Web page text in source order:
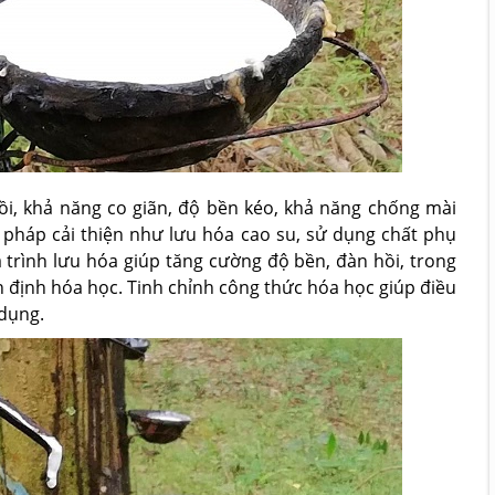
khả năng co giãn, độ bền kéo, khả năng chống mài
cải thiện như lưu hóa cao su, sử dụng chất phụ
lưu hóa giúp tăng cường độ bền, đàn hồi, trong
hóa học. Tinh chỉnh công thức hóa học giúp điều